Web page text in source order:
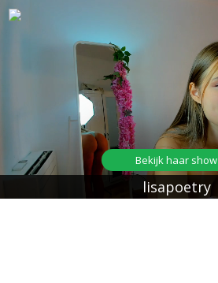
lisapoetry
Bekijk haar show